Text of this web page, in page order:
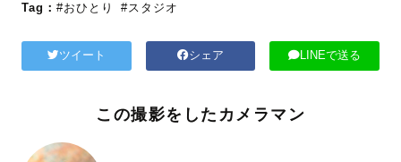
Tag： #おひとり #スタジオ
ツイート シェア LINEで送る
この撮影をしたカメラマン